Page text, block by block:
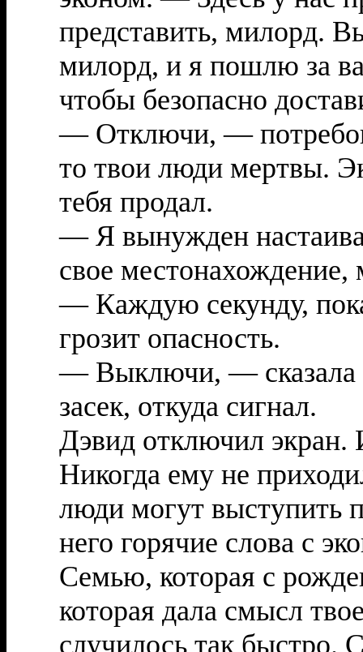
представить, милорд.
милорд, и я пошлю за
чтобы безопасно
— Отключи, —
то твои люди мертвы.
тебя продал.
— Я вынужден
свое
— Каждую секунду,
грозит опасность.
— Выключи, — сказала
засек, откуда сигнал.
Дэвид отключил экран.
Никогда ему не
люди могут выступить
него горячие слова с
Семью, которая с
которая дала смысл
случилось так быстро.